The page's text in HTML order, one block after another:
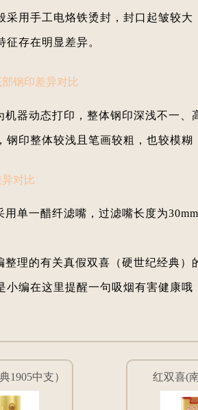
采用手工电烙铁烫封，封口起皱较
征存在明显差异。
钢印差异对比
机器动态打印，整体钢印深浅不一
钢印整体较浅且笔画较粗，也较模糊
对比
用单一醋纤滤嘴，过滤嘴长度为
整理的有关真假双喜（硬世纪经典
小编在这里提醒一句吸烟有害健康哦
1905中支） 红双喜(